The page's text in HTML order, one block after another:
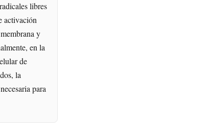
libres
activación
y
en la
de
la
para